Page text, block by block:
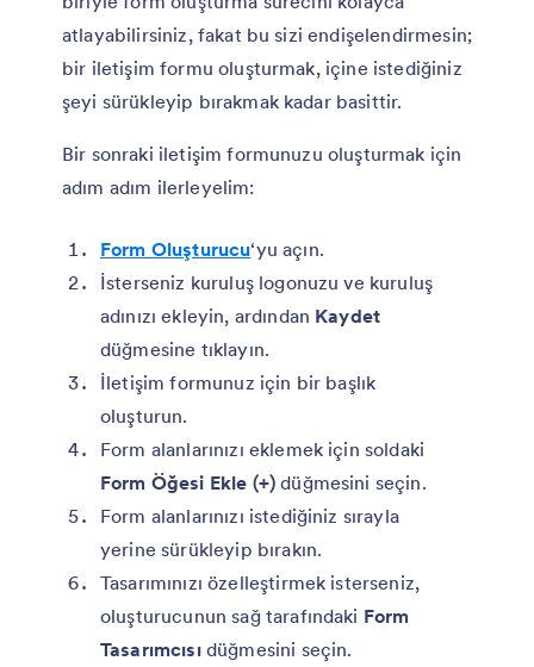
atlayabilirsiniz, fakat bu sizi endişelendirmesin;
bir iletişim formu oluşturmak, içine istediğiniz
şeyi sürükleyip bırakmak kadar basittir.
Bir sonraki iletişim formunuzu oluşturmak için
adım adım ilerleyelim:
Form Oluşturucu‘yu açın.
İsterseniz kuruluş logonuzu ve kuruluş
adınızı ekleyin, ardından Kaydet
düğmesine tıklayın.
İletişim formunuz için bir başlık
oluşturun.
Form alanlarınızı eklemek için soldaki
Form Öğesi Ekle (+) düğmesini seçin.
Form alanlarınızı istediğiniz sırayla
yerine sürükleyip bırakın.
Tasarımınızı özelleştirmek isterseniz,
oluşturucunun sağ tarafındaki Form
Tasarımcısıdüğmesini seçin.